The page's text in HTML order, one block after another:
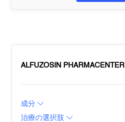
ALFUZOSIN PHARMACENTER
成分
治療の選択肢